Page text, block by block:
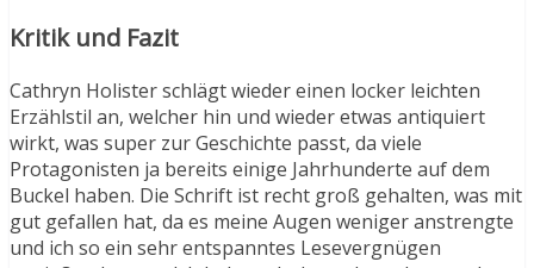
Kritik und Fazit
Cathryn Holister schlägt wieder einen locker leichten
Erzählstil an, welcher hin und wieder etwas antiquiert
wirkt, was super zur Geschichte passt, da viele
Protagonisten ja bereits einige Jahrhunderte auf dem
Buckel haben. Die Schrift ist recht groß gehalten, was mit
gut gefallen hat, da es meine Augen weniger anstrengte
und ich so ein sehr entspanntes Lesevergnügen